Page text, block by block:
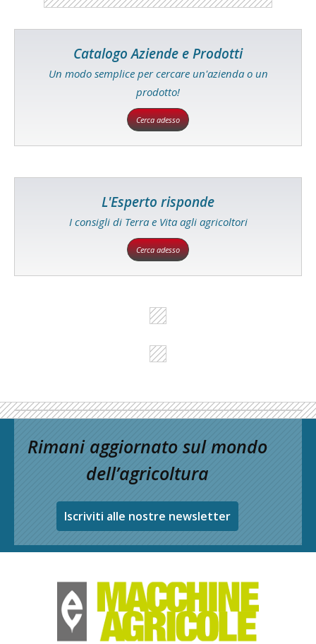
Catalogo Aziende e Prodotti
Un modo semplice per cercare un'azienda o un
prodotto!
Cerca adesso
L'Esperto risponde
I consigli di Terra e Vita agli agricoltori
Cerca adesso
Rimani aggiornato sul mondo
dell’agricoltura
Iscriviti alle nostre newsletter